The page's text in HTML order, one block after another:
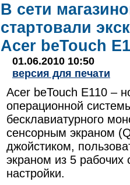
В сети
стартовали
Acer beTouch
01.06.2010 10:50
версия для печати
Acer beTouch E110 –
операционной
бесклавиатурного
сенсорным экраном
джойстиком,
экраном из 5
настройки.